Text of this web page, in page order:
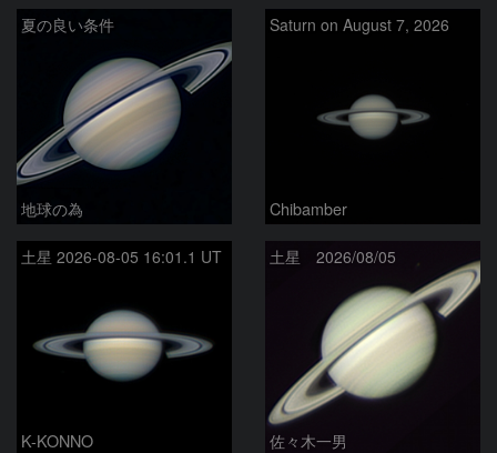
夏の良い条件
地球の為
Saturn on August 7, 2026
Chibamber
土星 2026-08-05 16:01.1 UT
K-KONNO
土星 2026/08/05
佐々木一男